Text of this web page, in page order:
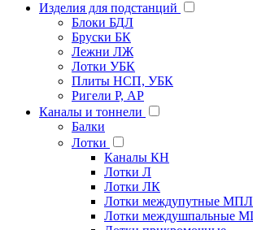
Изделия для подстанций
Блоки БДЛ
Бруски БК
Лежни ЛЖ
Лотки УБК
Плиты НСП, УБК
Ригели Р, АР
Каналы и тоннели
Балки
Лотки
Каналы КН
Лотки Л
Лотки ЛК
Лотки междупутные МПЛ
Лотки междушпальные